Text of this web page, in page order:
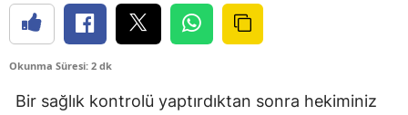
Okunma Süresi: 2 dk
Bir sağlık kontrolü yaptırdıktan sonra hekiminiz